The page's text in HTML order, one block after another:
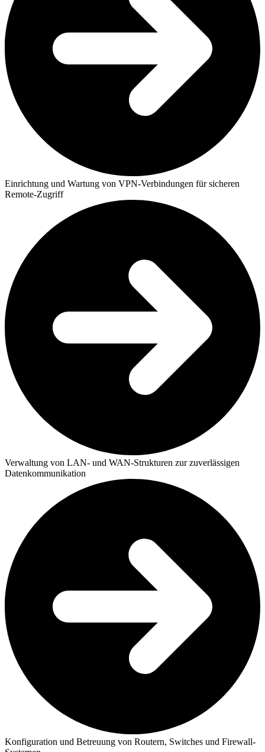
Einrichtung und Wartung von VPN-Verbindungen für sicheren
Remote-Zugriff
Verwaltung von LAN- und WAN-Strukturen zur zuverlässigen
Datenkommunikation
Konfiguration und Betreuung von Routern, Switches und Firewall-